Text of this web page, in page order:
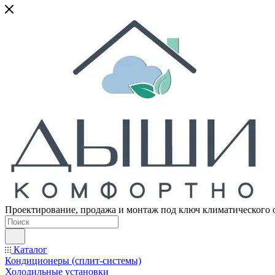
Проектирование, продажа и монтаж под ключ климатического
Каталог
Кондиционеры (сплит-системы)
Холодильные установки